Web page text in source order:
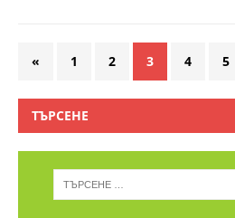
« 1 2 3 4 5
ТЪРСЕНЕ